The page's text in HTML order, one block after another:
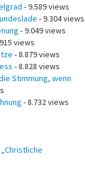
- 9.589 views
- 9.304 views
- 9.049 views
views
- 8.879 views
- 8.828 views
Stimmung, wenn
- 8.732 views